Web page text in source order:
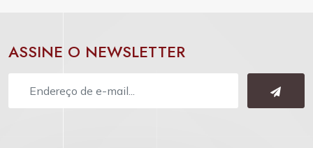
ASSINE O NEWSLETTER